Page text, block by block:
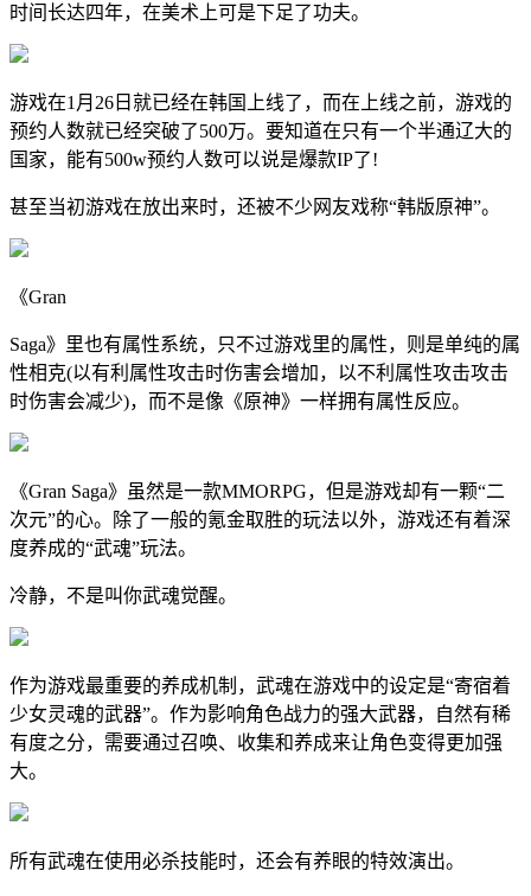
时间长达四年，在美术上可是下足了功夫。
游戏在1月26日就已经在韩国上线了，而在上线之前，游戏的
预约人数就已经突破了500万。要知道在只有一个半通辽大的
国家，能有500w预约人数可以说是爆款IP了!
甚至当初游戏在放出来时，还被不少网友戏称“韩版原神”。
《Gran
Saga》里也有属性系统，只不过游戏里的属性，则是单纯的属
性相克(以有利属性攻击时伤害会增加，以不利属性攻击攻击
时伤害会减少)，而不是像《原神》一样拥有属性反应。
《Gran Saga》虽然是一款MMORPG，但是游戏却有一颗“二
次元”的心。除了一般的氪金取胜的玩法以外，游戏还有着深
度养成的“武魂”玩法。
冷静，不是叫你武魂觉醒。
作为游戏最重要的养成机制，武魂在游戏中的设定是“寄宿着
少女灵魂的武器”。作为影响角色战力的强大武器，自然有稀
有度之分，需要通过召唤、收集和养成来让角色变得更加强
大。
所有武魂在使用必杀技能时，还会有养眼的特效演出。